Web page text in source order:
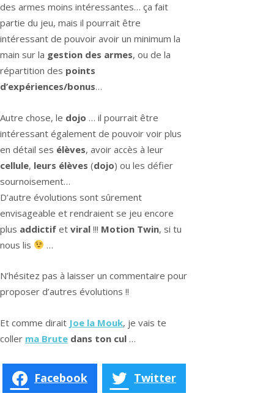
des armes moins intéressantes… ça fait
partie du jeu, mais il pourrait être
intéressant de pouvoir avoir un minimum la
main sur la gestion des armes, ou de la
répartition des points
d’expériences/bonus…
Autre chose, le dojo … il pourrait être
intéressant également de pouvoir voir plus
en détail ses élèves, avoir accès à leur
cellule, leurs élèves (dojo) ou les défier
sournoisement…
D’autre évolutions sont sûrement
envisageable et rendraient se jeu encore
plus addictif et viral !!! Motion Twin, si tu
nous lis
…
N’hésitez pas à laisser un commentaire pour
proposer d’autres évolutions !!
Et comme dirait Joe la Mouk, je vais te
coller ma Brute dans ton cul …
Facebook Twitter